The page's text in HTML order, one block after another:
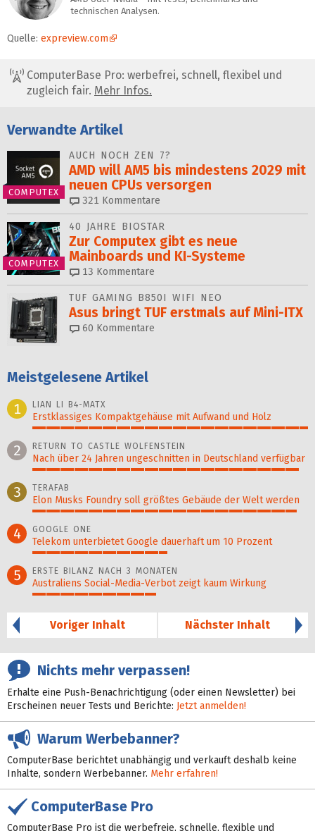
technischen Analysen.
Quelle: expreview.com
ComputerBase Pro: werbefrei, schnell, flexibel und
zugleich fair. Mehr Infos.
Verwandte Artikel
COMPUTEX
AUCH NOCH ZEN 7?
AMD will AM5 bis mindestens 2029 mit
neuen CPUs versorgen
321 Kommentare
COMPUTEX
40 JAHRE BIOSTAR
Zur Computex gibt es neue
Mainboards und KI-Systeme
13 Kommentare
TUF GAMING B850I WIFI NEO
Asus bringt TUF erstmals auf Mini-ITX
60 Kommentare
Meistgelesene Artikel
1
LIAN LI B4-MATX
Erstklassiges Kompaktgehäuse mit Aufwand und Holz
2 RETURN TO CASTLE WOLFENSTEIN
Nach über 24 Jahren ungeschnitten in Deutschland verfügbar
3 TERAFAB
Elon Musks Foundry soll größ­tes Gebäude der Welt werden
4 GOOGLE ONE
Telekom unterbietet Google dauerhaft um 10 Prozent
5 ERSTE BILANZ NACH 3 MONATEN
Australiens Social-Media-Verbot zeigt kaum Wirkung
Voriger Inhalt
Nächster Inhalt
Nichts mehr verpassen!
Erhalte eine Push-Benachrichtigung (oder einen Newsletter) bei
Erscheinen neuer Tests und Berichte: Jetzt anmelden!
Warum Werbebanner?
ComputerBase berichtet unabhängig und verkauft deshalb keine
Inhalte, sondern Werbebanner. Mehr erfahren!
ComputerBase Pro
ComputerBase Pro ist die werbefreie, schnelle, flexible und